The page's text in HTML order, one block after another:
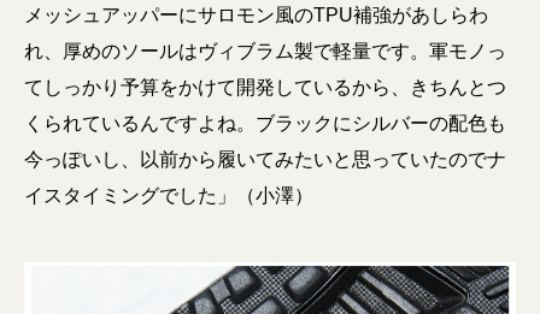
メッシュアッパーにサロモン風のTPU補強があしらわ
れ、厚めのソールはヴィブラム製で軽量です。軍モノっ
てしっかり予算をかけて開発しているから、きちんとつ
くられているんですよね。ブラックにシルバーの配色も
今っぽいし、以前から履いてみたいと思っていたのでナ
イスタイミングでした」（小澤）